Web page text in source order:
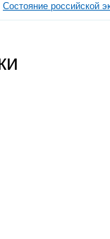
Состояние российской